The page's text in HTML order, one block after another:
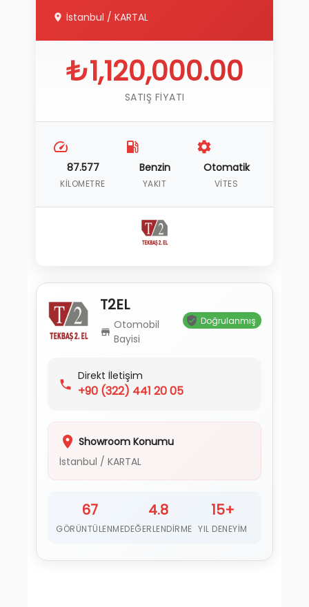
İstanbul / KARTAL
₺1,120,000.00
SATIŞ FIYATI
87.577
KILOMETRE
Benzin
YAKIT
Otomatik
VITES
T2EL
Otomobil
Bayisi
Doğrulanmış
Direkt İletişim
+90 (322) 441 20 05
Showroom Konumu
İstanbul / KARTAL
67
GÖRÜNTÜLENME
4.8
DEĞERLENDIRME
15+
YIL DENEYIM